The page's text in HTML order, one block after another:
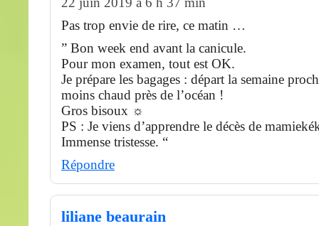
Pas trop envie de rire, ce matin …
” Bon week end avant la canicule.
Pour mon examen, tout est OK.
Je prépare les bagages : départ la semaine
moins chaud près de l’océan !
Gros bisoux ☼
PS : Je viens d’apprendre le décès de
Immense tristesse. “
Répondre
liliane beaurain